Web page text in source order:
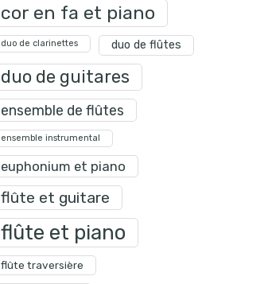
cor en fa et piano
duo de clarinettes duo de flûtes
duo de guitares
ensemble de flûtes
ensemble instrumental
euphonium et piano
flûte et guitare
flûte et piano
flûte traversière